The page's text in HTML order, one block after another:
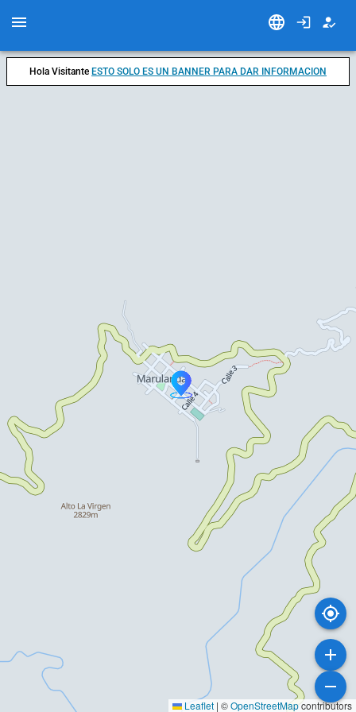
Leaflet | ©OpenStreetMapcontributors
Hola Visitante ESTO SOLO ES UN BANNER PARA DAR INFORMACION